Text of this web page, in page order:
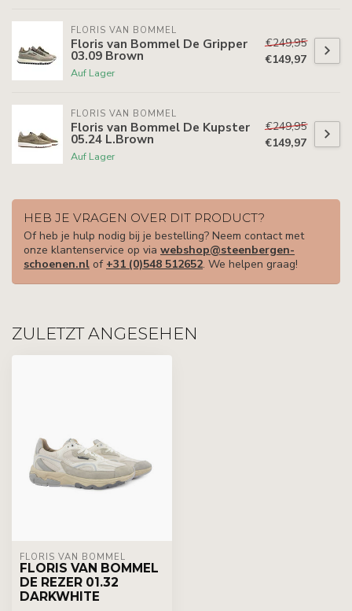
FLORIS VAN BOMMEL
Floris van Bommel De Gripper
03.09 Brown
Auf Lager
€249,95
€149,97
FLORIS VAN BOMMEL
Floris van Bommel De Kupster
05.24 L.Brown
Auf Lager
€249,95
€149,97
HEB JE VRAGEN OVER DIT PRODUCT?
Of heb je hulp nodig bij je bestelling? Neem contact met
onze klantenservice op via webshop@steenbergen-
schoenen.nl of +31 (0)548 512652. We helpen graag!
ZULETZT ANGESEHEN
FLORIS VAN BOMMEL
FLORIS VAN BOMMEL
DE REZER 01.32
DARKWHITE